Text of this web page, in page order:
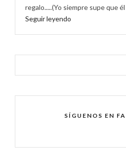
regalo.....(Yo siempre supe que él
Seguir leyendo
SÍGUENOS EN